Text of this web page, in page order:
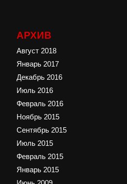
АРХИВ
Август 2018
Январь 2017
Декабрь 2016
Июль 2016
Февраль 2016
Ноябрь 2015
Сентябрь 2015
Июль 2015
Февраль 2015
Январь 2015